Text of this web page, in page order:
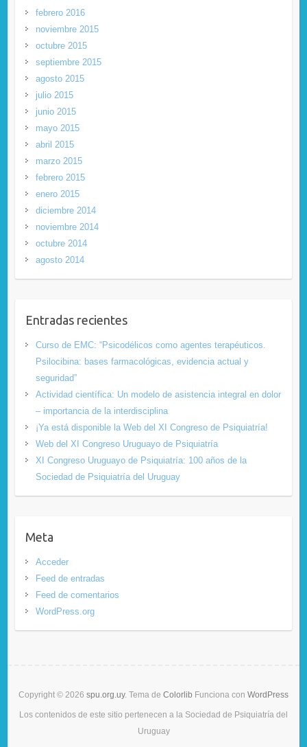
febrero 2016
noviembre 2015
octubre 2015
septiembre 2015
agosto 2015
julio 2015
junio 2015
mayo 2015
abril 2015
marzo 2015
febrero 2015
enero 2015
diciembre 2014
noviembre 2014
octubre 2014
agosto 2014
Entradas recientes
Curso de EMC: “Psicodélicos como agentes terapéuticos.
Psilocibina: bases farmacológicas, evidencia actual y
seguridad”
Actividad científica: Un modelo de asistencia integral en dolor
– importancia de la interdisciplina
¡Ya está disponible la Web del XI Congreso de Psiquiatría!
Web del XI Congreso Uruguayo de Psiquiatría
XI Congreso Uruguayo de Psiquiatría: 100 años de la
Sociedad de Psiquiatría del Uruguay
Meta
Acceder
Feed de entradas
Feed de comentarios
WordPress.org
Copyright © 2026 spu.org.uy. Tema de Colorlib Funciona con WordPress
Los contenidos de este sitio pertenecen a la Sociedad de Psiquiatría del
Uruguay